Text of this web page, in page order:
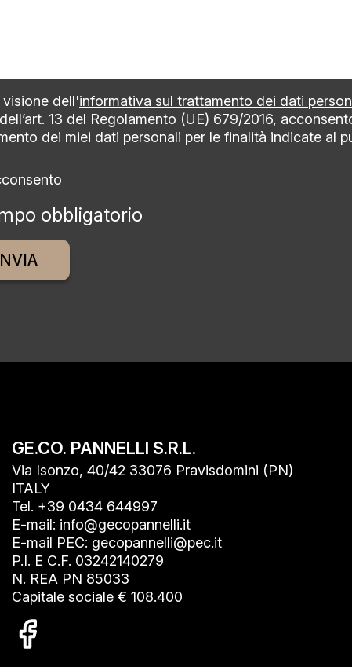
visione dell'informativa sul trattamento dei dati
13 del Regolamento (UE) 679/2016,
dei miei dati personali per le finalità indicate al
obbligatorio
GE.CO. PANNELLI S.R.L.
Via Isonzo, 40/42 33076 Pravisdomini (PN)
ITALY
Tel. +39 0434 644997
E-mail: info@gecopannelli.it
E-mail PEC: gecopannelli@pec.it
P.I. E C.F. 03242140279
N. REA PN 85033
Capitale sociale € 108.400